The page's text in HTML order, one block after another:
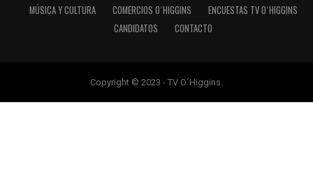
MÚSICA Y CULTURA
COMERCIOS O´HIGGINS
ENCUESTAS TV O´HIGGINS
CANDIDATOS
CONTACTO
Copyright © 2023 - TV O´Higgins.